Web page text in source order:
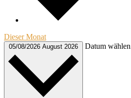
Dieser Monat
05/08/2026 August 2026 Datum